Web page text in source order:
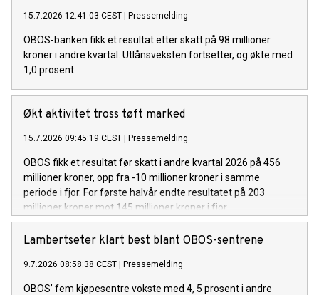
15.7.2026 12:41:03 CEST Pressemelding
OBOS-banken fikk et resultat etter skatt på 98 millioner
kroner i andre kvartal. Utlånsveksten fortsetter, og økte med
1,0 prosent.
Økt aktivitet tross tøft marked
15.7.2026 09:45:19 CEST Pressemelding
OBOS fikk et resultat før skatt i andre kvartal 2026 på 456
millioner kroner, opp fra -10 millioner kroner i samme
periode i fjor. For første halvår endte resultatet på 203
millioner kroner mot 145 millioner kroner i fjor.
Lambertseter klart best blant OBOS-sentrene
9.7.2026 08:58:38 CEST Pressemelding
OBOS’ fem kjøpesentre vokste med 4, 5 prosent i andre